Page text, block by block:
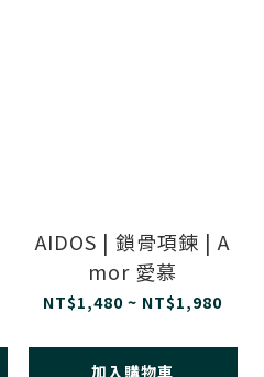
AIDOS | 鎖骨項鍊 | A
mor 愛慕
NT$1,480 ~ NT$1,980
加入購物車